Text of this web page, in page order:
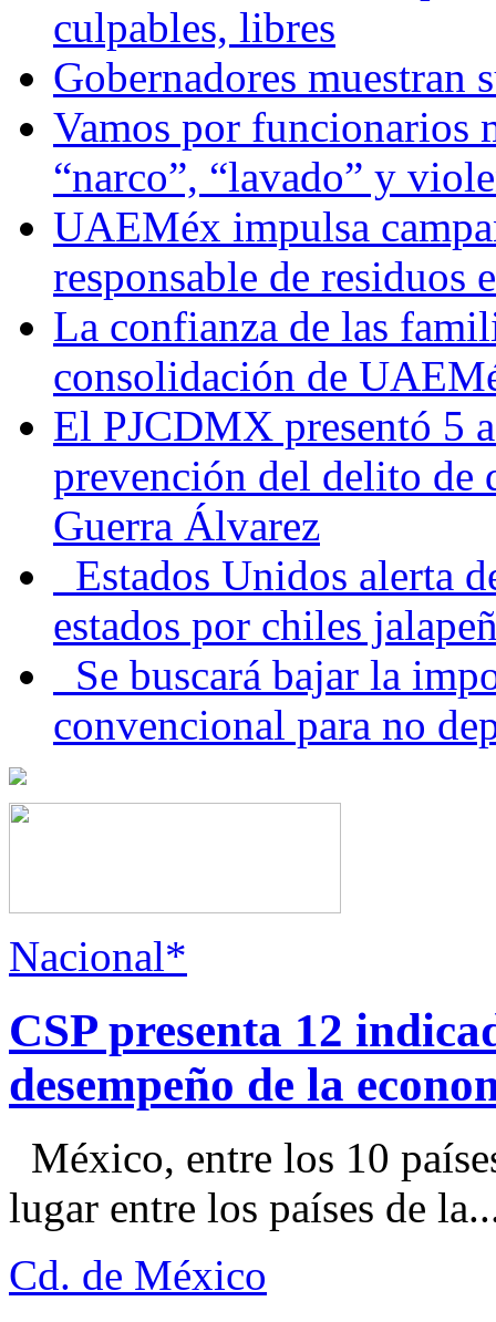
culpables, libres
Gobernadores muestran
Vamos por funcionarios
“narco”, “lavado” y
UAEMéx impulsa
responsable de residuos
La confianza de las
consolidación de
El PJCDMX presentó 5
prevención del delito de
Guerra Álvarez
Estados Unidos alerta
estados por chiles
Se buscará bajar la
convencional para no
Nacional*
CSP presenta 12
desempeño de la
México, entre los 10
lugar entre los países de
Cd. de México